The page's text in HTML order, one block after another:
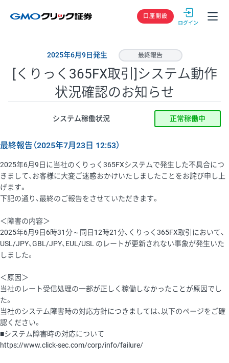
GMOクリック
口座開設
2025年6月9日発生 最終報告
[くりっく365FX取引]システム動作
状況確認のお知らせ
システム稼働状況 正常稼働中
最終報告（2025年7月23日 12:53）
2025年6月9日に当社のくりっく365FXシステムで発生した不具合につ
きまして、お客様に大変ご迷惑おかけいたしましたことをお詫び申し上
げます。
下記の通り、最終のご報告をさせていただきます。
＜障害の内容＞
2025年6月9日6時31分～同日12時21分、くりっく365FX取引において、
USL/JPY、GBL/JPY、EUL/USL のレートが更新されない事象が発生いた
しました。
＜原因＞
当社のレート受信処理の一部が正しく稼働しなかったことが原因でし
た。
当社のシステム障害時の対応方針につきましては、以下のページをご確
認ください。
■システム障害時の対応について
https://www.click-sec.com/corp/info/failure/